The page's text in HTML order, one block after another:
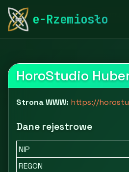
e-Rzemiosło
rymarstwo-poznan.pl
HoroStudio
Strona WWW: https://
Dane rejestrowe
NIP
REGON